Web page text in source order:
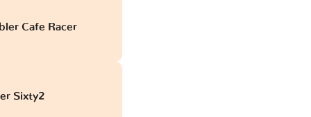
Cafe Racer
Sixty2